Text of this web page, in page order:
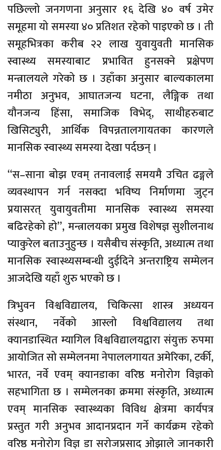
पछिल्लो जनगणना अनुसार १६ देखि ४० वर्ष उमेर
समूहमा यो समस्या ४० प्रतिशत रहेको पाइएको छ । ती
समूहभित्रका करीब २२ लाख युवायुवती मानसिक
स्वास्थ्य समस्याबाट प्रभावित हुनसक्ने प्रक्षेपण
मन्त्रालयले गरेको छ । उहाँका अनुसार बाल्यकालमा
नमीठा अनुभव, आघातजन्य घटना, लैङ्गिक तथा
यौनजन्य हिंसा, समाजिक विभेद्, साथीहरुबाट
खिसिट्युरी, आर्थिक विपन्नतालगायतका कारणले
मानसिक स्वास्थ्य समस्या देखा पर्दछन् ।
“स–साना बोझ एवम् तनावलाई समयमै उचित ढङ्गले
व्यवस्थापन गर्न नसक्दा भविष्य निर्माणमा जुट्न
प्रयासरत् युवायुवतीमा मानसिक स्वास्थ्य समस्या
बढिरहेको हो”, मन्त्रालयका प्रमुख विशेषज्ञ सुशीलनाथ
प्याकुरेल बताउनुहुन्छ । यसैबीच संस्कृति, अध्यात्म तथा
मानसिक स्वास्थ्यसम्बन्धी दुईदिने अन्तराष्ट्रिय सम्मेलन
आजदेखि यहाँ शुरु भएको छ ।
त्रिभुवन विश्वविद्यालय, चिकित्सा शास्त्र अध्ययन
संस्थान, नर्वेको आस्लो विश्वविद्यालय तथा
क्यानडास्थित म्यागिल विश्वविद्यालयद्वारा संयुक्त रुपमा
आयोजित सो सम्मेलनमा नेपाललगायत अमेरिका, टर्की,
भारत, नर्वे एवम् क्यानडाका वरिष्ठ मनोरोग विज्ञको
सहभागिता छ । सम्मेलनका क्रममा संस्कृति, अध्यात्म
एवम् मानसिक स्वास्थ्यका विविध क्षेत्रमा कार्यपत्र
प्रस्तुत गरी अनुभव आदानप्रदान गर्ने कार्यक्रम रहेको
वरिष्ठ मनोरोग विज्ञ डा सरोजप्रसाद ओझाले जानकारी